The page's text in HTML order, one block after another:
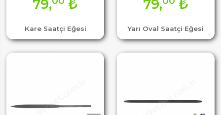
Kare Saatçi Eğesi
79, ₺
Yarı Oval Saatçi Eğesi
79, ₺